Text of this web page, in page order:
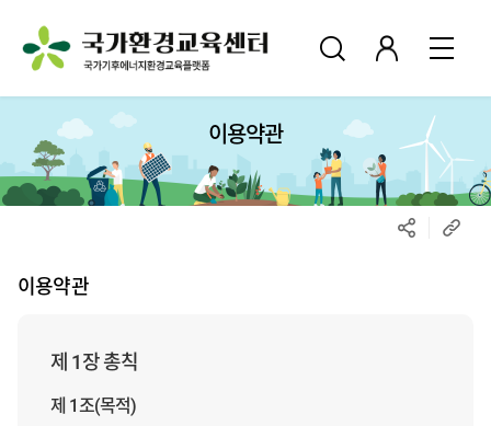
이용약관
이용약관
제 1장 총칙
제 1조(목적)